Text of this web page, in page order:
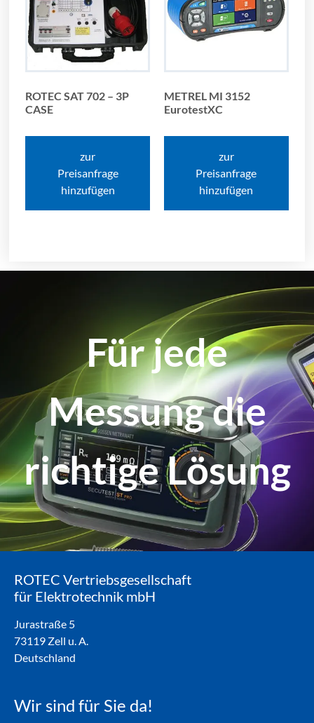
ROTEC SAT 702 – 3P
CASE
zur
Preisanfrage
hinzufügen
METREL MI 3152
EurotestXC
zur
Preisanfrage
hinzufügen
Für jede
Messung die
richtige Lösung
ROTEC Vertriebsgesellschaft
für Elektrotechnik mbH
Jurastraße 5
73119 Zell u. A.
Deutschland
Wir sind für Sie da!